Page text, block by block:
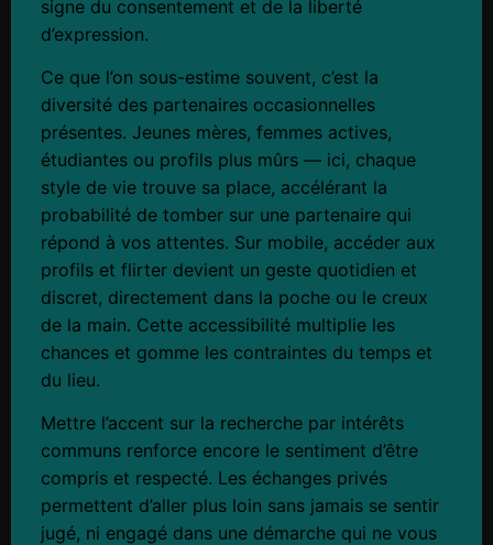
signe du consentement et de la liberté
d’expression.
Ce que l’on sous-estime souvent, c’est la
diversité des partenaires occasionnelles
présentes. Jeunes mères, femmes actives,
étudiantes ou profils plus mûrs — ici, chaque
style de vie trouve sa place, accélérant la
probabilité de tomber sur une partenaire qui
répond à vos attentes. Sur mobile, accéder aux
profils et flirter devient un geste quotidien et
discret, directement dans la poche ou le creux
de la main. Cette accessibilité multiplie les
chances et gomme les contraintes du temps et
du lieu.
Mettre l’accent sur la recherche par intérêts
communs renforce encore le sentiment d’être
compris et respecté. Les échanges privés
permettent d’aller plus loin sans jamais se sentir
jugé, ni engagé dans une démarche qui ne vous